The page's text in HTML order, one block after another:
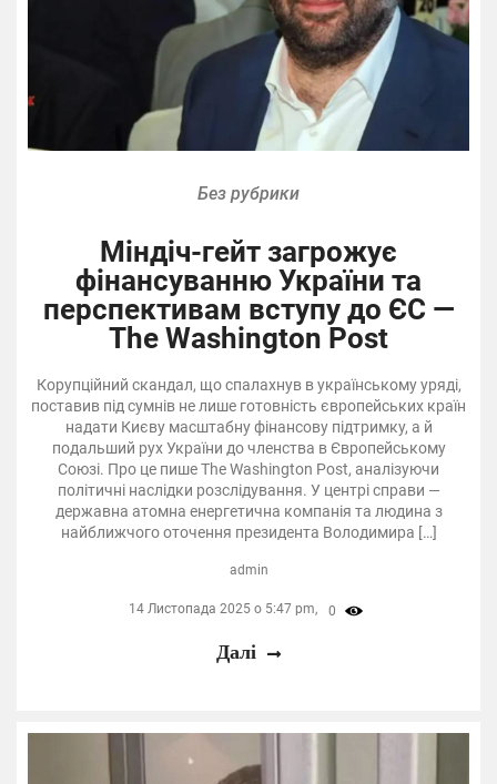
Без рубрики
Міндіч-гейт загрожує
фінансуванню України та
перспективам вступу до ЄС —
The Washington Post
Корупційний скандал, що спалахнув в українському уряді,
поставив під сумнів не лише готовність європейських країн
надати Києву масштабну фінансову підтримку, а й
подальший рух України до членства в Європейському
Союзі. Про це пише The Washington Post, аналізуючи
політичні наслідки розслідування. У центрі справи —
державна атомна енергетична компанія та людина з
найближчого оточення президента Володимира […]
admin
14 Листопада 2025 о 5:47 pm, 0
Далі